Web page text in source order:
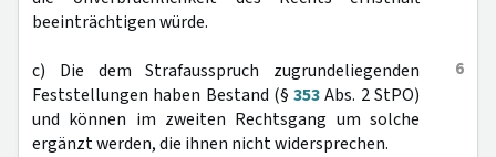
beeinträchtigen würde.
6
c) Die dem Strafausspruch zugrundeliegenden
Feststellungen haben Bestand (§353Abs. 2 StPO)
und können im zweiten Rechtsgang um solche
ergänzt werden, die ihnen nicht widersprechen.